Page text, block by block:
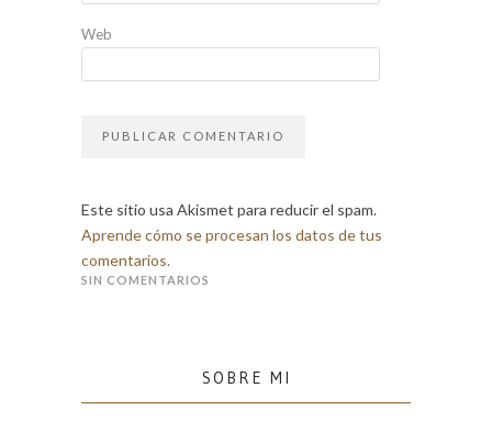
Web
Este sitio usa Akismet para reducir el spam.
Aprende cómo se procesan los datos de tus
comentarios.
SIN COMENTARIOS
SOBRE MI